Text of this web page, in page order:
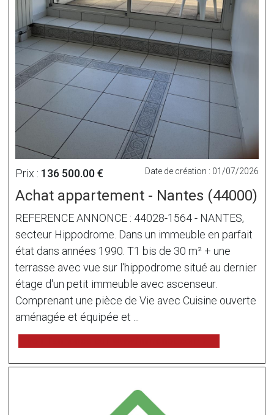
Prix : 136 500.00 € Date de création : 01/07/2026
Achat appartement - Nantes (44000)
REFERENCE ANNONCE : 44028-1564 - NANTES,
secteur Hippodrome. Dans un immeuble en parfait
état dans années 1990. T1 bis de 30 m² + une
terrasse avec vue sur l'hippodrome situé au dernier
étage d'un petit immeuble avec ascenseur.
Comprenant une pièce de Vie avec Cuisine ouverte
aménagée et équipée et ...